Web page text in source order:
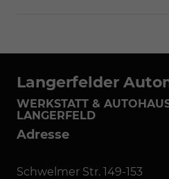
Langerfelder
WERKSTATT &
LANGERFELD
Adresse
Schwelmer Str. 149-153